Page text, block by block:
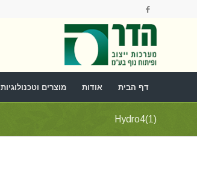
דף הבית אודות מוצרים וטכנולוגיות
Hydro4(1)